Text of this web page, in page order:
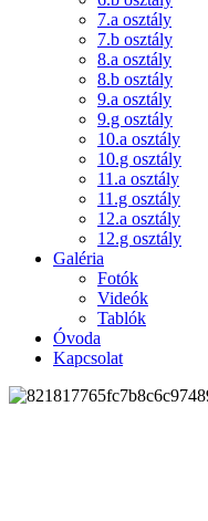
7.a osztály
7.b osztály
8.a osztály
8.b osztály
9.a osztály
9.g osztály
10.a osztály
10.g osztály
11.a osztály
11.g osztály
12.a osztály
12.g osztály
Galéria
Fotók
Videók
Tablók
Óvoda
Kapcsolat